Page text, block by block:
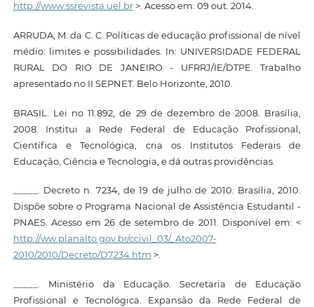
http://www.ssrevista.uel.br>. Acesso em: 09 out. 2014.
ARRUDA, M. da C. C. Políticas de educação profissional de nível
médio: limites e possibilidades. In: UNIVERSIDADE FEDERAL
RURAL DO RIO DE JANEIRO - UFRRJ/IE/DTPE. Trabalho
apresentado no II SEPNET. Belo Horizonte, 2010.
BRASIL. Lei no 11.892, de 29 de dezembro de 2008. Brasília,
2008. Institui a Rede Federal de Educação Profissional,
Científica e Tecnológica, cria os Institutos Federais de
Educação, Ciência e Tecnologia, e dá outras providências.
_____. Decreto n. 7234, de 19 de julho de 2010. Brasília, 2010.
Dispõe sobre o Programa Nacional de Assistência Estudantil -
PNAES. Acesso em 26 de setembro de 2011. Disponível em: <
http://ww.planalto.gov.br/ccivil_03/_Ato2007-
2010/2010/Decreto/D7234.htm >.
_____. Ministério da Educação. Secretaria de Educação
Profissional e Tecnológica. Expansão da Rede Federal de